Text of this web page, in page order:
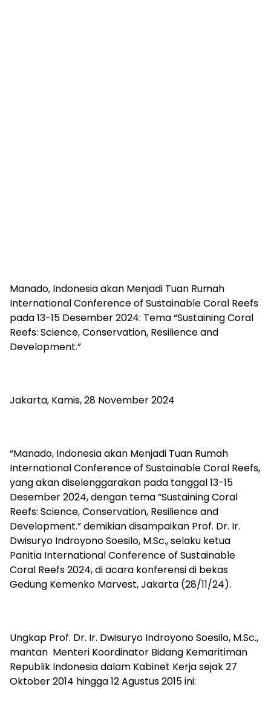
Manado, Indonesia akan Menjadi Tuan Rumah
International Conference of Sustainable Coral Reefs
pada 13-15 Desember 2024: Tema “Sustaining Coral
Reefs: Science, Conservation, Resilience and
Development.”
Jakarta, Kamis, 28 November 2024
“Manado, Indonesia akan Menjadi Tuan Rumah
International Conference of Sustainable Coral Reefs,
yang akan diselenggarakan pada tanggal 13-15
Desember 2024, dengan tema “Sustaining Coral
Reefs: Science, Conservation, Resilience and
Development.” demikian disampaikan Prof. Dr. Ir.
Dwisuryo Indroyono Soesilo, M.Sc., selaku ketua
Panitia International Conference of Sustainable
Coral Reefs 2024, di acara konferensi di bekas
Gedung Kemenko Marvest, Jakarta (28/11/24).
Ungkap Prof. Dr. Ir. Dwisuryo Indroyono Soesilo, M.Sc.,
mantan Menteri Koordinator Bidang Kemaritiman
Republik Indonesia dalam Kabinet Kerja sejak 27
Oktober 2014 hingga 12 Agustus 2015 ini: